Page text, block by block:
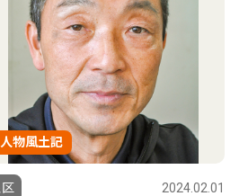
人物風土記
2024.02.01